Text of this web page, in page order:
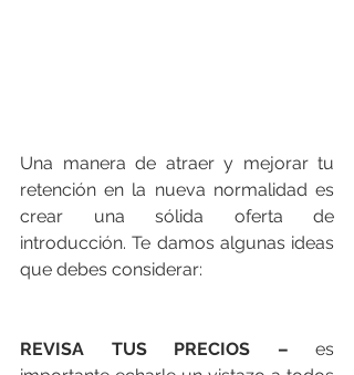
Una manera de atraer y mejorar tu
retención en la nueva normalidad es
crear una sólida oferta de
introducción. Te damos algunas ideas
que debes considerar:
REVISA TUS PRECIOS – es